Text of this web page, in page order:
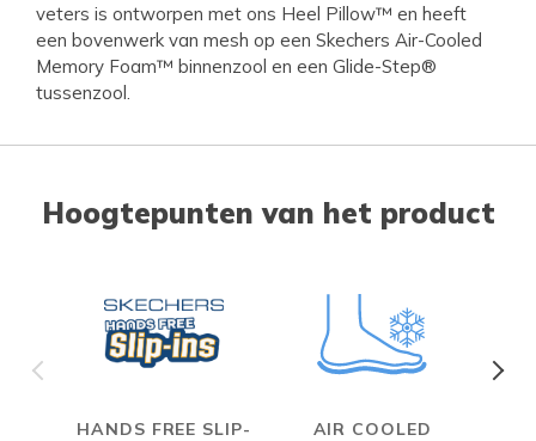
veters is ontworpen met ons Heel Pillow™ en heeft
een bovenwerk van mesh op een Skechers Air-Cooled
Memory Foam™ binnenzool en een Glide-Step®
tussenzool.
Hoogtepunten van het product
HANDS FREE SLIP-
AIR COOLED